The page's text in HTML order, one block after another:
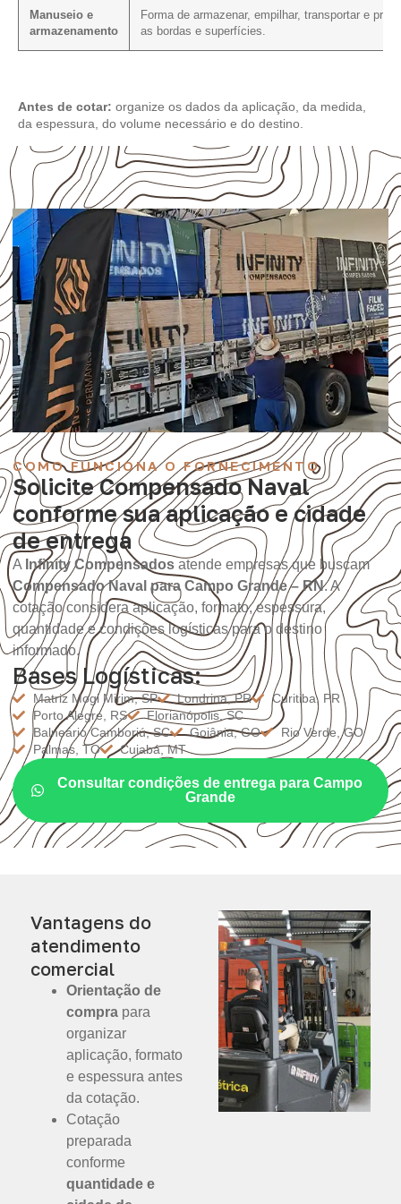
Manuseio e
armazenamento
Forma de armazenar, empilhar, transportar e
as bordas e superfícies.
Antes de cotar: organize os dados da aplicação, da medida,
da espessura, do volume necessário e do destino.
COMO FUNCIONA O FORNECIMENTO
Solicite Compensado Naval
conforme sua aplicação e cidade
de entrega
A Infinity Compensados atende empresas que buscam
Compensado Naval para Campo Grande – RN. A
cotação considera aplicação, formato, espessura,
quantidade e condições logísticas para o destino
informado.
Bases Logísticas:
Matriz Mogi Mirim, SP Londrina, PR
Curitiba, PR
Porto Alegre, RS
Florianópolis, SC
Balneário Camboriú, SC
Goiânia, GO
Rio Verde, GO
Palmas, TO
Cuiabá, MT
Consultar condições de entrega para Campo
Grande
Vantagens do
atendimento
comercial
Orientação de
compra para
organizar
aplicação, formato
e espessura antes
da cotação.
Cotação
preparada
conforme
quantidade e